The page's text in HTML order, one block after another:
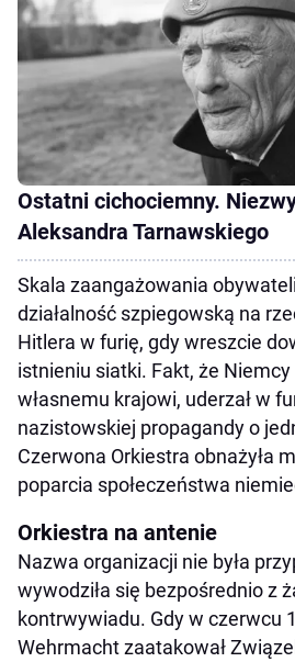
Ostatni cichociemny.
Aleksandra Tarnawskiego
Skala zaangażowania
działalność szpiegowską na
Hitlera w furię, gdy wreszcie
istnieniu siatki. Fakt, że
własnemu krajowi, uderzał w
nazistowskiej propagandy o
Czerwona Orkiestra obnażyła
poparcia społeczeństwa
Orkiestra na antenie
Nazwa organizacji nie była
wywodziła się bezpośrednio z
kontrwywiadu. Gdy w czerwcu
Wehrmacht zaatakował